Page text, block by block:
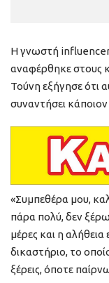
Η γνωστή influencer
αναφέρθηκε στους
Τούνη εξήγησε ότι
συναντήσει
«Συμπεθέρα μου,
πάρα πολύ, δεν
μέρες και η
δικαστήριο, το
ξέρεις, όποτε